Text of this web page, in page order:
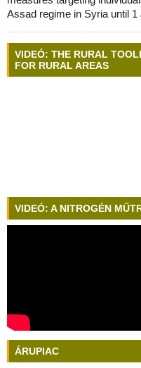
Assad regime in Syria until 1
VIDEÓ: THE RURAL
FOR RURAL AREAS
VIDEÓ: A NITROGÉN
ÁRUPIAC